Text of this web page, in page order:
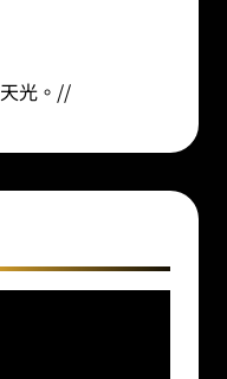
光。 //